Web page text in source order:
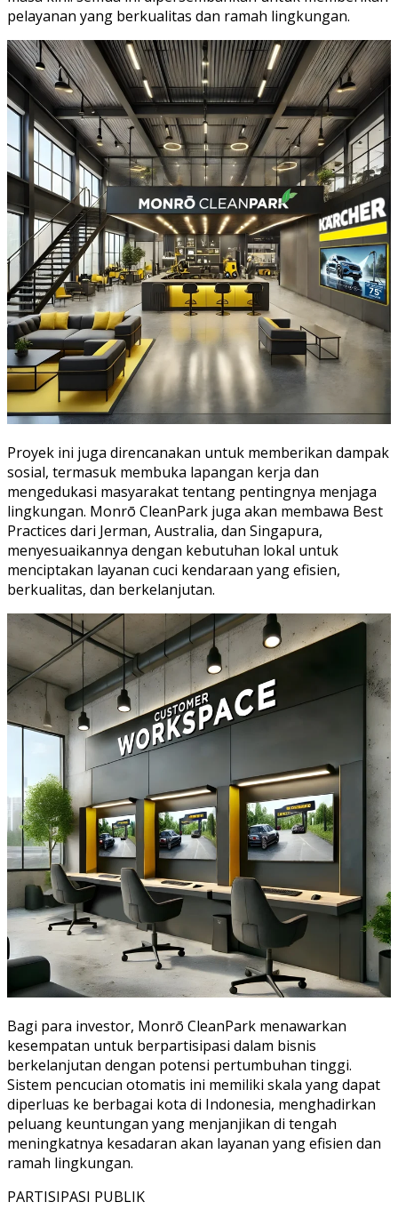
pelayanan yang berkualitas dan ramah lingkungan.
Proyek ini juga direncanakan untuk memberikan dampak
sosial, termasuk membuka lapangan kerja dan
mengedukasi masyarakat tentang pentingnya menjaga
lingkungan. Monrō CleanPark juga akan membawa Best
Practices dari Jerman, Australia, dan Singapura,
menyesuaikannya dengan kebutuhan lokal untuk
menciptakan layanan cuci kendaraan yang efisien,
berkualitas, dan berkelanjutan.
Bagi para investor, Monrō CleanPark menawarkan
kesempatan untuk berpartisipasi dalam bisnis
berkelanjutan dengan potensi pertumbuhan tinggi.
Sistem pencucian otomatis ini memiliki skala yang dapat
diperluas ke berbagai kota di Indonesia, menghadirkan
peluang keuntungan yang menjanjikan di tengah
meningkatnya kesadaran akan layanan yang efisien dan
ramah lingkungan.
PARTISIPASI PUBLIK